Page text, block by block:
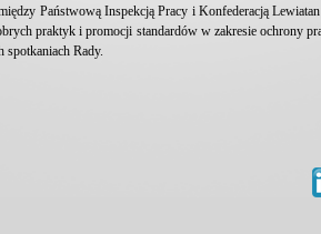
Państwową Inspekcją Pracy i Konfederacją
praktyk i promocji standardów w zakresie ochrony
spotkaniach Rady.